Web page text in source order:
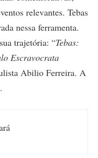
relevantes. Tebas
nessa ferramenta.
trajetória: “Tebas:
Escravocrata
Abilio Ferreira. A